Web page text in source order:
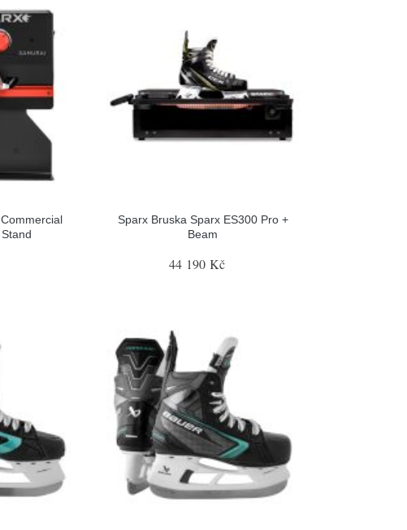
Sparx Bruska Sparx ES300 Pro +
Beam
44 190 Kč